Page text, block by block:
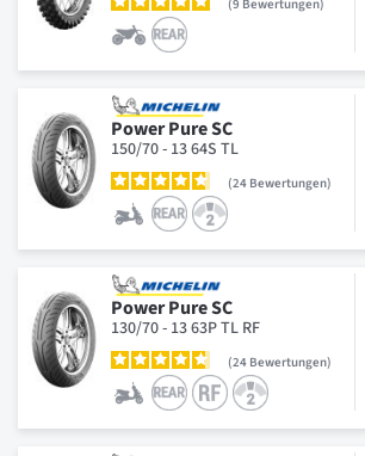
9 Bewertungen
Power Pure SC
150/70 - 13 64S TL
24 Bewertungen
Power Pure SC
130/70 - 13 63P TL RF
24 Bewertungen